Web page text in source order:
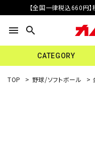
【全国一律税込660円
menu search
CATEGORY
TOP > 野球/ソフトボール >